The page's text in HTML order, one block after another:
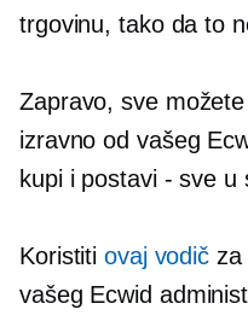
trgovinu, tako da to
Zapravo, sve možete
izravno od vašeg
kupi i postavi - sve u
Koristitiovaj vodič za
vašeg Ecwid